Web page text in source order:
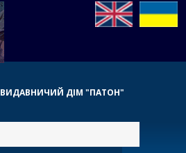
ВИДАВНИЧИЙ ДІМ "ПАТОН"